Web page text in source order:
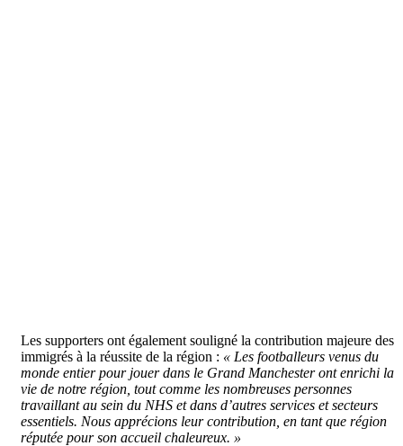
Les supporters ont également souligné la contribution majeure des
immigrés à la réussite de la région : « Les footballeurs venus du
monde entier pour jouer dans le Grand Manchester ont enrichi la
vie de notre région, tout comme les nombreuses personnes
travaillant au sein du NHS et dans d’autres services et secteurs
essentiels. Nous apprécions leur contribution, en tant que région
réputée pour son accueil chaleureux. »